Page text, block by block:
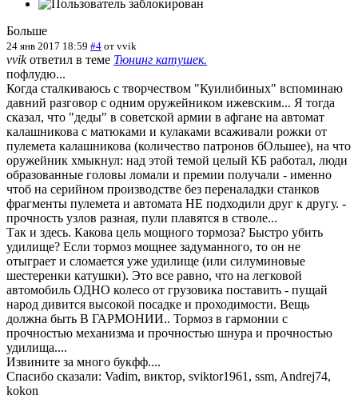
Больше
24 янв 2017 18:59 #4 от vvik
vvikответил в теме Тюнинг катушек.
пофлудю...
Когда сталкиваюсь с творчеством "Куилибиных" вспоминаю
давний разговор с одним оружейником ижевским... Я тогда
сказал, что "деды" в советской армии в афгане на автомат
калашникова с матюками и кулаками всаживали рожки от
пулемета калашникова (количество патронов бОльшее), на что
оружейник хмыкнул: над этой темой целый КБ работал, люди
образованные головы ломали и премии получали - именно
чтоб на серийном производстве без переналадки станков
фрагменты пулемета и автомата НЕ подходили друг к другу. -
прочность узлов разная, пули плавятся в стволе...
Так и здесь. Какова цель мощного тормоза? Быстро убить
удилище? Если тормоз мощнее задуманного, то он не
отыграет и сломается уже удилище (или силуминовые
шестеренки катушки). Это все равно, что на легковой
автомобиль ОДНО колесо от грузовика поставить - пущай
народ дивится высокой посадке и проходимости. Вещь
должна быть В ГАРМОНИИ.. Тормоз в гармонии с
прочностью механизма и прочностью шнура и прочностью
удилища....
Извините за много букфф....
Спасибо сказали: Vadim, виктор, sviktor1961 , ssm, Andrej74,
kokon